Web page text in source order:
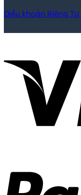
Điều khoản Riêng Tư